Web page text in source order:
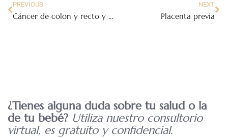
PREVIOUS
Cáncer de colon y recto y embarazo
NEXT
Placenta previa
¿Tienes alguna duda sobre tu salud o la
de tu bebé? Utiliza nuestro consultorio
virtual, es gratuito y confidencial.